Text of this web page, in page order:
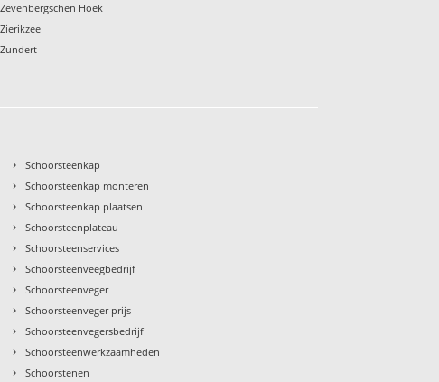
Hoek
› Schoorsteenkap
› Schoorsteenkap monteren
› Schoorsteenkap plaatsen
› Schoorsteenplateau
› Schoorsteenservices
› Schoorsteenveegbedrijf
› Schoorsteenveger
› Schoorsteenveger prijs
› Schoorsteenvegersbedrijf
› Schoorsteenwerkzaamheden
› Schoorstenen